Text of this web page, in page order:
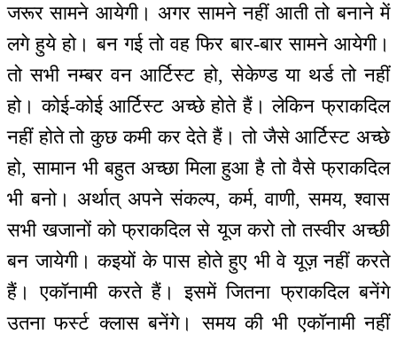
जरूर सामने आयेगी। अगर सामने नहीं आती तो बनाने में
लगे हुये हो। बन गई तो वह फिर बार-बार सामने आयेगी।
तो सभी नम्बर वन आर्टिस्ट हो, सेकेण्ड या थर्ड तो नहीं
हो। कोई-कोई आर्टिस्ट अच्छे होते हैं। लेकिन फ्राकदिल
नहीं होते तो कुछ कमी कर देते हैं। तो जैसे आर्टिस्ट अच्छे
हो, सामान भी बहुत अच्छा मिला हुआ है तो वैसे फ्राकदिल
भी बनो। अर्थात् अपने संकल्प, कर्म, वाणी, समय, श्वास
सभी खजानों को फ्राकदिल से यूज करो तो तस्वीर अच्छी
बन जायेगी। कइयों के पास होते हुए भी वे यूज़ नहीं करते
हैं। एकॉनामी करते हैं। इसमें जितना फ्राकदिल बनेंगे
उतना फर्स्ट क्लास बनेंगे। समय की भी एकॉनामी नहीं